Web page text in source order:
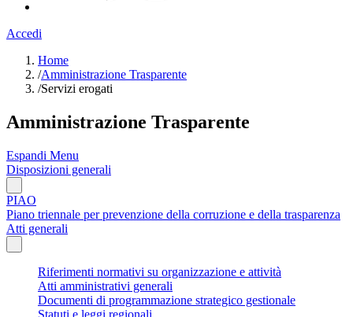
Accedi
Home
/Amministrazione Trasparente
/Servizi erogati
Amministrazione Trasparente
Espandi Menu
Disposizioni generali
PIAO
Piano triennale per prevenzione della corruzione e della trasparenza
Atti generali
Riferimenti normativi su organizzazione e attività
Atti amministrativi generali
Documenti di programmazione strategico gestionale
Statuti e leggi regionali